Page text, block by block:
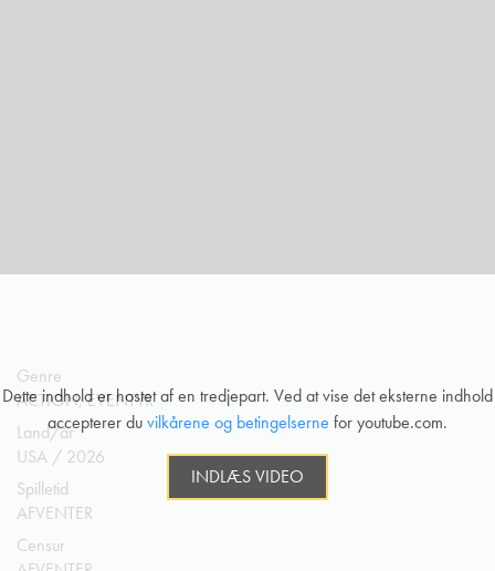
Dette indhold er hostet af en tredjepart. Ved at vise det eksterne indhold
accepterer duvilkårene og betingelserne for youtube.com.
INDLÆS VIDEO
Genre
ACTION, EVENTYR
Land/år
USA / 2026
Spilletid
AFVENTER
Censur